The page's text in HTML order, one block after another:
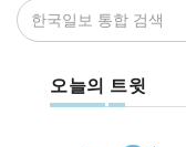
오늘의 트윗